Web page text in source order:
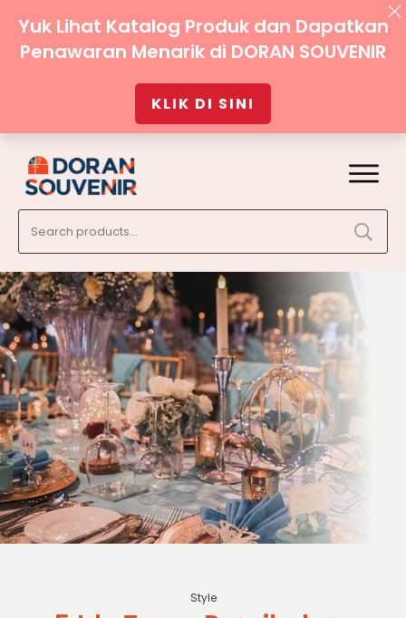
for:
Style
Yuk Lihat Katalog Produk dan Dapatkan
Penawaran Menarik di DORAN SOUVENIR
KLIK DI SINI